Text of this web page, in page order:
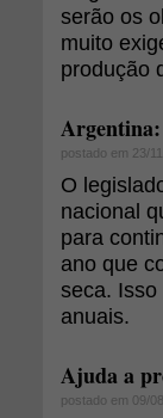
serão os
muito
produção
postado em 23/
O
nacional
para
ano que
seca.
anuais.
Ajuda a
postado em 09/